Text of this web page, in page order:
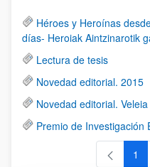
Héroes y Heroínas
días- Heroiak Aintzinarotik
Lectura de tesis
Novedad editorial. 2015
Novedad editorial.
Premio de Investigación
1